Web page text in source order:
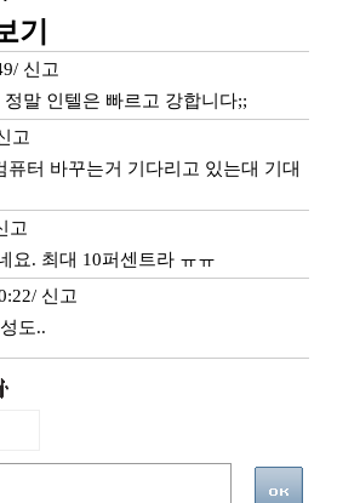
기
신고
말 인텔은 빠르고 강합니다;;
고
터 바꾸는거 기다리고 있는대 기대
고
요. 최대 10퍼센트라 ㅠㅠ
신고
도..